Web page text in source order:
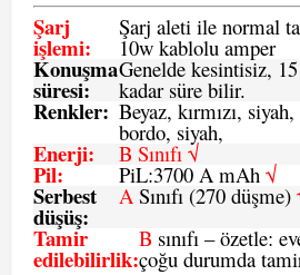
Şarj
işlemi:
Şarj aleti ile normal
10w kablolu amper
Konuşma
süresi:
Genelde kesintisiz,
kadar süre bilir.
Renkler: Beyaz, kırmızı,
bordo, siyah,
Enerji: B Sınıfı √
Pil: PiL:3700 A mAh √
Serbest
düşüş:
ASınıfı (270 düşme)
Tamir
edilebilirlik:
B sınıfı – özetle:
çoğu durumda